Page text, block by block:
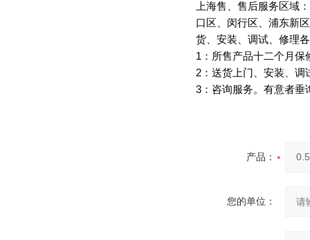
上海售、售后服务区域
口区、闵行区、浦东新
货、安装、调试、修理
1 ：所售产品十二个月
2 ：送货上门、安装、调
3 ：咨询服务。有意者
产品：
您的单位：